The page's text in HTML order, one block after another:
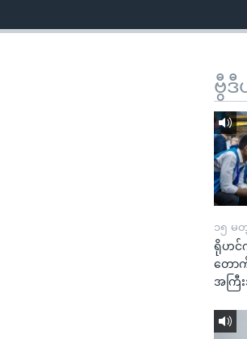
ဗွီ
၁၅ မ
ရိုဟင်
တော
အကြီ